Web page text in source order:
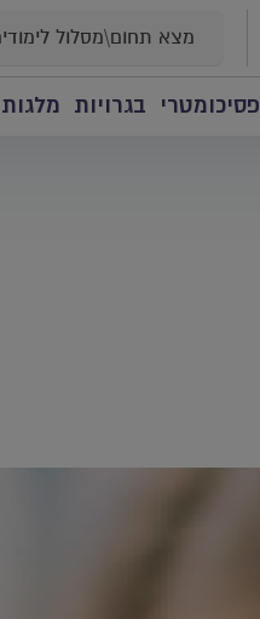
פסיכומטרי בגרויות מלגות